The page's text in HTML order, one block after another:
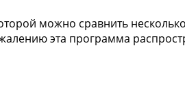
можно сравнить несколько
эта программа